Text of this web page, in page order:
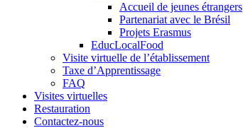
Accueil de jeunes étrangers
Partenariat avec le Brésil
Projets Erasmus
EducLocalFood
Visite virtuelle de l’établissement
Taxe d’Apprentissage
FAQ
Visites virtuelles
Restauration
Contactez-nous